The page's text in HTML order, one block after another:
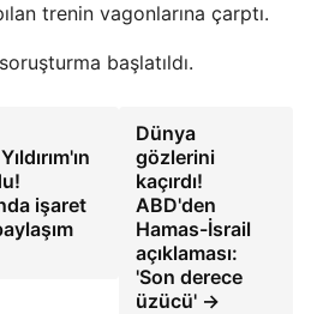
trenin vagonlarına çarptı.
başlatıldı.
işaret
Dünya
gözlerini
kaçırdı!
ABD'den
Hamas-İsrail
açıklaması:
'Son derece
üzücü' →